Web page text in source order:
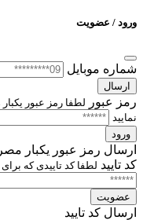
ورود / عضویت
شماره موبایل
ارسال
رمز عبور
لطفا رمز عبور
نمایید
ورود
ارسال رمز عبور یکبار
کد تایید لطفا کد تاییدی که
عضویت
ارسال کد تایید